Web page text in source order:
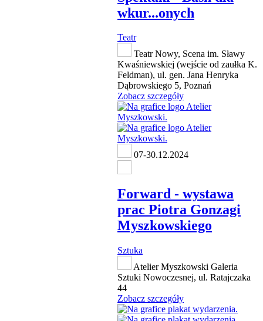
wkur...onych
Teatr
Teatr Nowy, Scena im. Sławy
Kwaśniewskiej (wejście od zaułka K.
Feldman), ul. gen. Jana Henryka
Dąbrowskiego 5, Poznań
Zobacz szczegóły
07-30.12.2024
Forward - wystawa
prac Piotra Gonzagi
Myszkowskiego
Sztuka
Atelier Myszkowski Galeria
Sztuki Nowoczesnej, ul. Ratajczaka
44
Zobacz szczegóły